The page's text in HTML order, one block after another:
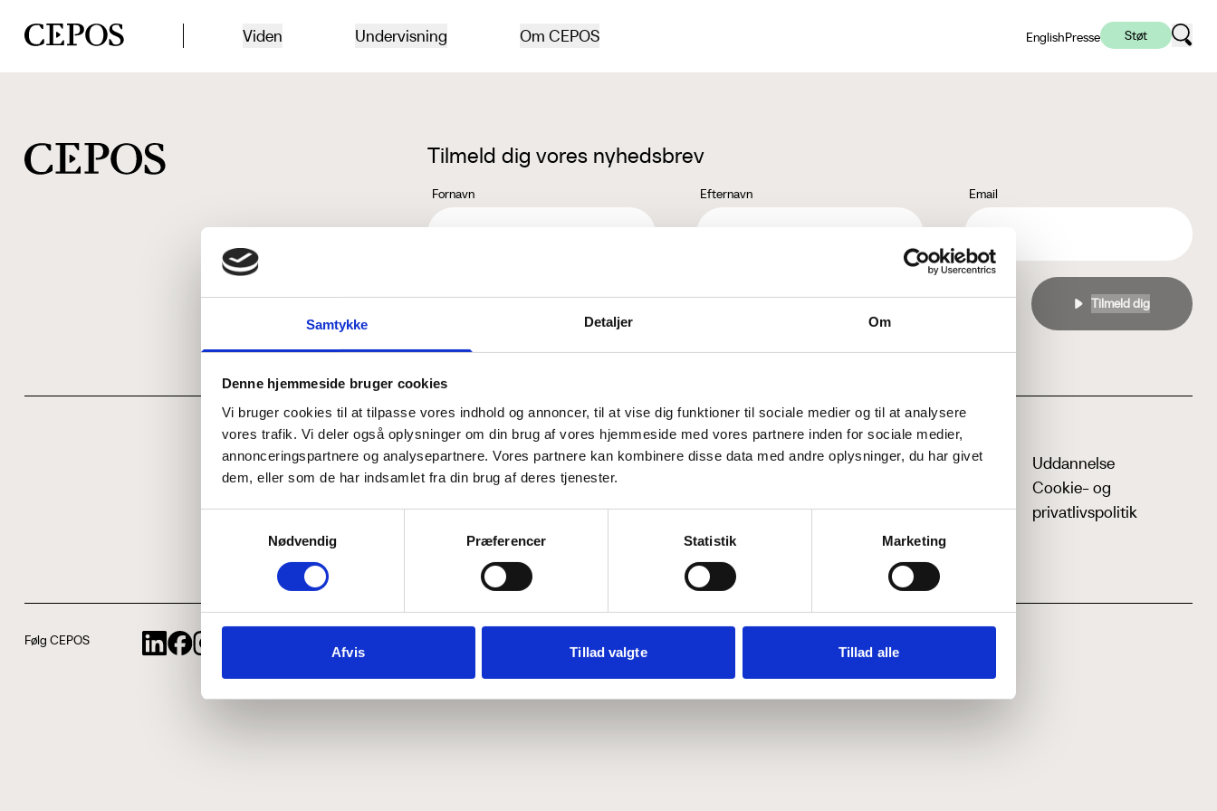
Samtykke Detaljer Om
Denne hjemmeside bruger cookies
Vi bruger cookies til at tilpasse vores indhold og annoncer, til at vise dig funktioner til sociale medier og til at analysere
vores trafik. Vi deler også oplysninger om din brug af vores hjemmeside med vores partnere inden for sociale medier,
annonceringspartnere og analysepartnere. Vores partnere kan kombinere disse data med andre oplysninger, du har givet
dem, eller som de har indsamlet fra din brug af deres tjenester.
Nødvendig
Præferencer Statistik Marketing
Afvis Tillad valgte Tillad alle
CEPOS logo Viden Undervisning Om CEPOS EnglishPresse Støt
Tilmeld dig vores nyhedsbrev
Fornavn Efternavn Email
Jeg accepterer behandlingen af mine personoplysninger i henhold tilprivatlivspolitikken
Hvem er CEPOS
Vores værdier
Medarbejdere
Kontakt
Analyser
ABCepos
Podcast
Uddannelse
Cookie- og
privatlivspolitik
Følg CEPOS